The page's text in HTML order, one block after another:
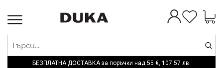
Toggle
БЕЗПЛАТНА ДОСТАВКА за поръчки над 55 €, 107.57 лв.